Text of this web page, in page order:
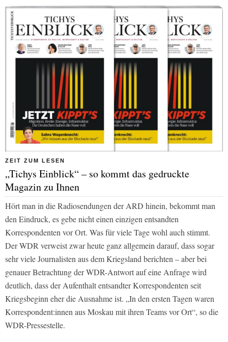
ZEIT ZUM LESEN
„Tichys Einblick“ – so kommt das gedruckte
Magazin zu Ihnen
Hört man in die Radiosendungen derARD hinein, bekommt man
den Eindruck, es gebe nicht einen einzigen entsandten
Korrespondenten vor Ort. Was für viele Tage wohl auch stimmt.
DerWDRverweist zwar heute ganz allgemein darauf, dass sogar
sehr viele Journalisten aus dem Kriegsland berichten – aber bei
genauer Betrachtung derWDR-Antwort auf eine Anfrage wird
deutlich, dass der Aufenthalt entsandter Korrespondenten seit
Kriegsbeginn eher die Ausnahme ist. „In den ersten Tagen waren
Korrespondent:innen aus Moskau mit ihren Teams vor Ort“, so die
WDR-Pressestelle.